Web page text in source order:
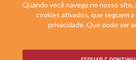
Quando você navega no nosso site,
cookies ativados, que seguem
privacidade. Que pode ser
SOLICITE
© DUPLIQUE DESEMBARGADOR LTDA. TODOS